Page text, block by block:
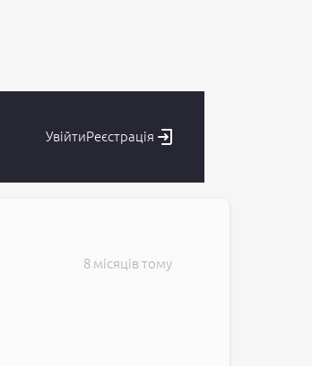
УвійтиРеєстрація
8 місяців тому